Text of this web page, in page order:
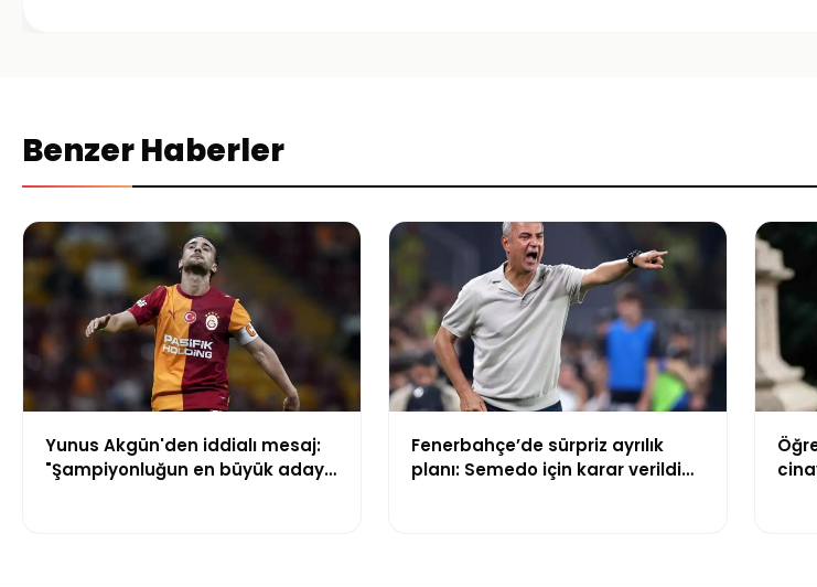
Benzer Haberler
Yunus Akgün'den iddialı mesaj:
"Şampiyonluğun en büyük adayı
Fenerbahçe’de sürpriz ayrılık
planı: Semedo için karar verildi